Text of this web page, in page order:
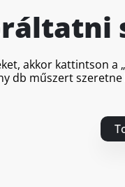
akkor kattintson a
db műszert